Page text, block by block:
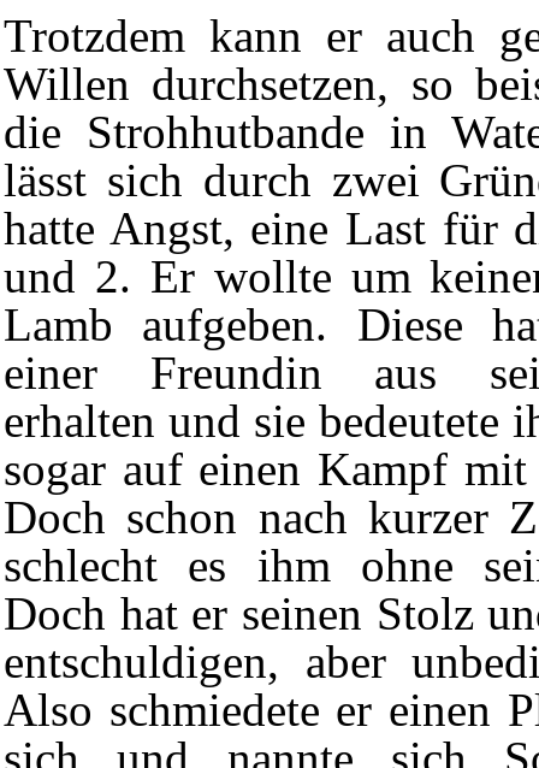
Trotzdem kann er auch
Willen durchsetzen, so
die Strohhutbande in
lässt sich durch zwei
hatte Angst, eine Last für
und 2. Er wollte um
Lamb aufgeben. Diese
einer Freundin aus
erhalten und sie bedeutete
sogar auf einen Kampf mit
Doch schon nach kurzer
schlecht es ihm ohne
Doch hat er seinen Stolz
entschuldigen, aber
Also schmiedete er einen